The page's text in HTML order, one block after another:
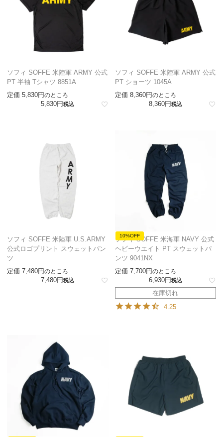
ソフィ SOFFE 米陸軍 ARMY 公式
PT 半袖 Tシャツ 8851A
定価 5,830 のところ
5,830 税込
ソフィ SOFFE 米陸軍 ARMY 公式
PT ショーツ 1045A
定価 8,360 のところ
8,360 税込
ソフィ SOFFE 米陸軍 U.S.ARMY
公式ロゴプリント スウェットパン
ツ
定価 7,480 のところ
7,480 税込
10%OFF
ソフィ SOFFE 米海軍 NAVY 公式
ヘビーウエイト PT スウェットパ
ンツ 9041NX
定価 7,700 のところ
6,930 税込
在庫切れ
4.25